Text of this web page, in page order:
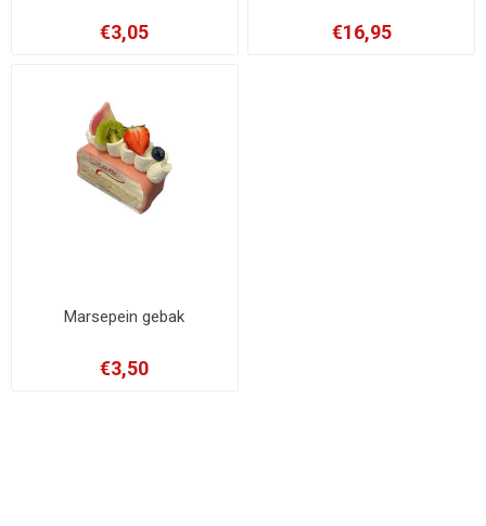
€3,05 €16,95
Marsepein gebak
€3,50